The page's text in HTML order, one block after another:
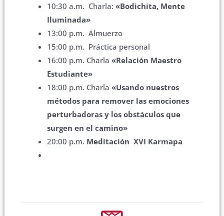
10:30 a.m. Charla: «Bodichita, Mente
Iluminada»
13:00 p.m. Almuerzo
15:00 p.m. Práctica personal
16:00 p.m. Charla «Relación Maestro
Estudiante»
18:00 p.m. Charla «Usando nuestros
métodos para remover las emociones
perturbadoras y los obstáculos que
surgen en el camino»
20:00 p.m. Meditación XVI Karmapa